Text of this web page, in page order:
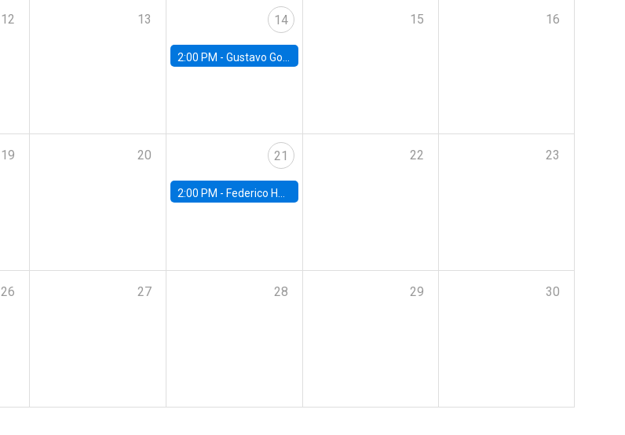
12 13 14
2:00 PM - Gustavo González - Banco Central de Chile
15 16
19 20 21
2:00 PM - Federico Huneeus - Banco Central de Chile
22 23
26 27 28 29 30